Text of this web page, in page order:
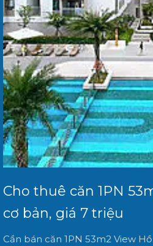
Cho thuê căn 1PN
cơ bản, giá 7 triệu
Cần bán căn 1PN 53m2 View